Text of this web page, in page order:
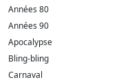
Années 80
Années 90
Apocalypse
Bling-bling
Carnaval